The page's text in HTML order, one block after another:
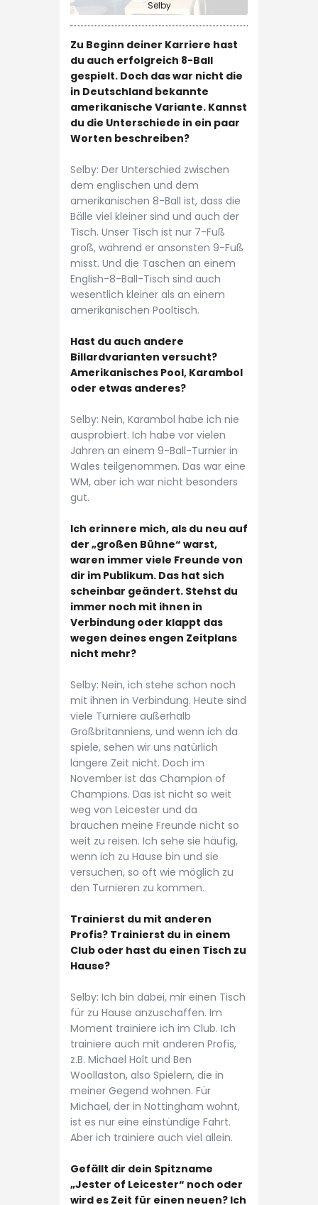
Selby
Zu Beginn deiner Karriere hast
du auch erfolgreich 8-Ball
gespielt. Doch das war nicht die
in Deutschland bekannte
amerikanische Variante. Kannst
du die Unterschiede in ein paar
Worten beschreiben?
Selby: Der Unterschied zwischen
dem englischen und dem
amerikanischen 8-Ball ist, dass die
Bälle viel kleiner sind und auch der
Tisch. Unser Tisch ist nur 7-Fuß
groß, während er ansonsten 9-Fuß
misst. Und die Taschen an einem
English-8-Ball-Tisch sind auch
wesentlich kleiner als an einem
amerikanischen Pooltisch.
Hast du auch andere
Billardvarianten versucht?
Amerikanisches Pool, Karambol
oder etwas anderes?
Selby: Nein, Karambol habe ich nie
ausprobiert. Ich habe vor vielen
Jahren an einem 9-Ball-Turnier in
Wales teilgenommen. Das war eine
WM, aber ich war nicht besonders
gut.
Ich erinnere mich, als du neu auf
der „großen Bühne“ warst,
waren immer viele Freunde von
dir im Publikum. Das hat sich
scheinbar geändert. Stehst du
immer noch mit ihnen in
Verbindung oder klappt das
wegen deines engen Zeitplans
nicht mehr?
Selby: Nein, ich stehe schon noch
mit ihnen in Verbindung. Heute sind
viele Turniere außerhalb
Großbritanniens, und wenn ich da
spiele, sehen wir uns natürlich
längere Zeit nicht. Doch im
November ist das Champion of
Champions. Das ist nicht so weit
weg von Leicester und da
brauchen meine Freunde nicht so
weit zu reisen. Ich sehe sie häufig,
wenn ich zu Hause bin und sie
versuchen, so oft wie möglich zu
den Turnieren zu kommen.
Trainierst du mit anderen
Profis? Trainierst du in einem
Club oder hast du einen Tisch zu
Hause?
Selby: Ich bin dabei, mir einen Tisch
für zu Hause anzuschaffen. Im
Moment trainiere ich im Club. Ich
trainiere auch mit anderen Profis,
z.B. Michael Holt und Ben
Woollaston, also Spielern, die in
meiner Gegend wohnen. Für
Michael, der in Nottingham wohnt,
ist es nur eine einstündige Fahrt.
Aber ich trainiere auch viel allein.
Gefällt dir dein Spitzname
„Jester of Leicester“ noch oder
wird es Zeit für einen neuen? Ich